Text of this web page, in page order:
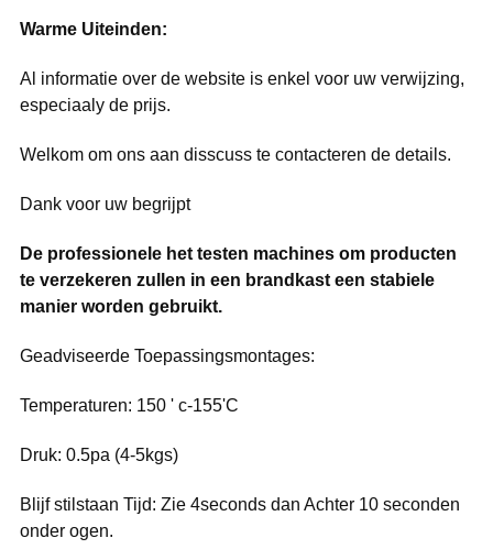
Warme Uiteinden:
Al informatie over de website is enkel voor uw verwijzing,
especiaaly de prijs.
Welkom om ons aan disscuss te contacteren de details.
Dank voor uw begrijpt
De professionele het testen machines om producten
te verzekeren zullen in een brandkast een stabiele
manier worden gebruikt.
Geadviseerde Toepassingsmontages:
Temperaturen: 150 ' c-155'C
Druk: 0.5pa (4-5kgs)
Blijf stilstaan Tijd: Zie 4seconds dan Achter 10 seconden
onder ogen.